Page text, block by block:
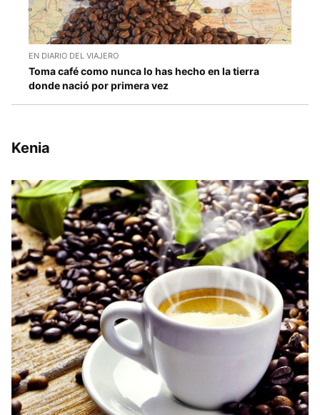
EN DIARIO DEL VIAJERO
Toma café como nunca lo has hecho en la tierra
donde nació por primera vez
Kenia